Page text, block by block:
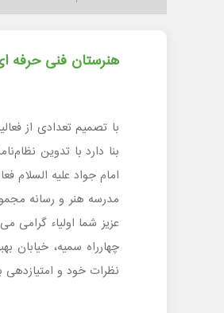
هنرستان فنی حرفه
با تصمیم تعدادی از
امام جواد علیه السلام
نظرات خود و امتیازدهی